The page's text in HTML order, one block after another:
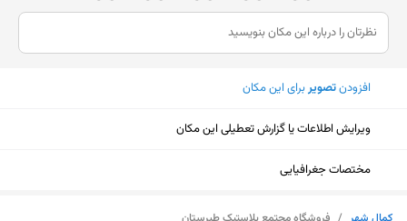
افزودنتصویربرای این مکان
ویرایش اطلاعات یا گزارش تعطیلی این مکان
مختصات جغرافیایی